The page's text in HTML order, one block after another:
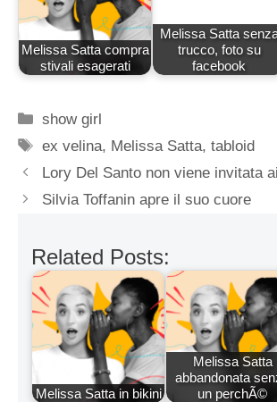
Melissa Satta compra
stivali esagerati
Melissa Satta
trucco, foto su
facebook
Categorie
show girl
Tag
ex velina, Melissa Satta,tabloid
Lory Del Santo non viene invitata
Silvia Toffanin apre il suo cuore
Related Posts:
Melissa Satta in bikini
Melissa Satta
abbandonata
un perchÃ©